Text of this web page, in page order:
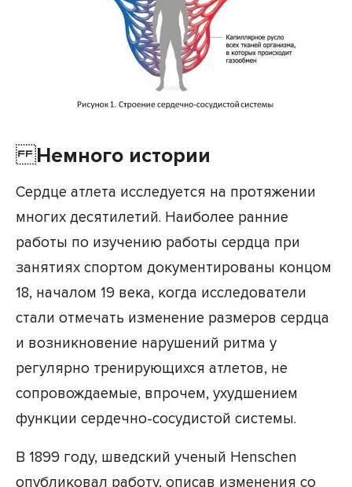
Немного истории
Сердце атлета исследуется на протяжении
многих десятилетий. Наиболее ранние
работы по изучению работы сердца при
занятиях спортом документированы концом
18, началом 19 века, когда исследователи
стали отмечать изменение размеров сердца
и возникновение нарушений ритма у
регулярно тренирующихся атлетов, не
сопровождаемые, впрочем, ухудшением
функции сердечно-сосудистой системы.
В 1899 году, шведский ученый Henschen
опубликовал работу, описав изменения со